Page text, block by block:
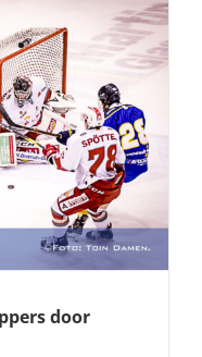
door